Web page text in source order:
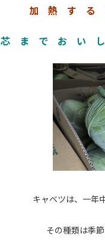
加 熱 す る
芯 ま で お い
キャベツは、一年
その種類は季